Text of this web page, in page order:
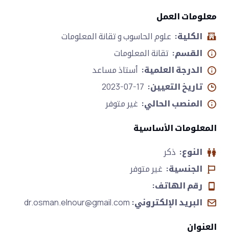
معلومات العمل
الكلية: علوم الحاسوب و تقانة المعلومات
القسم: تقانة المعلومات
الدرجة العلمية: أستاذ مساعد
تاريخ التعيين:
المنصب الحالي: غير متوفر
المعلومات الأساسية
النوع: ذكر
الجنسية: غير متوفر
رقم الهاتف:
البريد الإلكتروني: dr.osman.elnour@gmail.com
العنوان